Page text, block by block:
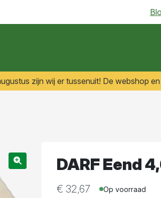
zijn wij er tussenuit! De webshop
DARF Eend
€ 32,67 Op voorraad